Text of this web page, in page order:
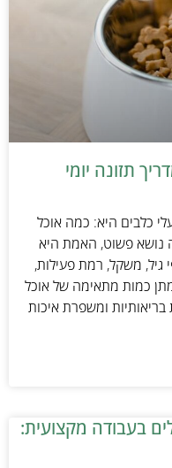
תזונה יומי
כלבים היא: כמה אוכל
נושא פשוט, האמת היא
גיל, משקל, רמת פעילות,
כמות מתאימה של אוכל
ומשפרת איכות
בעבודה מקצועית: